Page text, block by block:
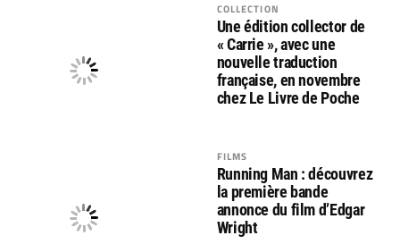
COLLECTION
Une édition collector de
« Carrie », avec une
nouvelle traduction
française, en novembre
chez Le Livre de Poche
FILMS
Running Man : découvrez
la première bande
annonce du film d’Edgar
Wright